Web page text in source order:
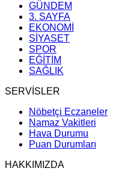
GÜNDEM
3. SAYFA
EKONOMİ
SİYASET
SPOR
EĞİTİM
SAĞLIK
SERVİSLER
Nöbetçi Eczaneler
Namaz Vakitleri
Hava Durumu
Puan Durumları
HAKKIMIZDA